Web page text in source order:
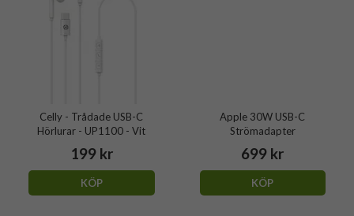
Celly - Trådade USB-C
Hörlurar - UP1100 - Vit
199 kr
KÖP
Apple 30W USB-C
Strömadapter
699 kr
KÖP